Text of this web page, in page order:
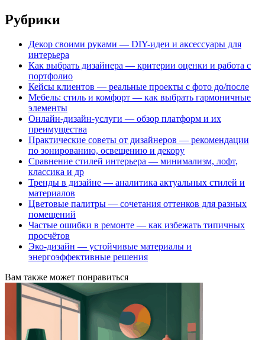
Рубрики
Декор своими руками — DIY-идеи и аксессуары для
интерьера
Как выбрать дизайнера — критерии оценки и работа с
портфолио
Кейсы клиентов — реальные проекты с фото до/после
Мебель: стиль и комфорт — как выбрать гармоничные
элементы
Онлайн-дизайн-услуги — обзор платформ и их
преимущества
Практические советы от дизайнеров — рекомендации
по зонированию, освещению и декору
Сравнение стилей интерьера — минимализм, лофт,
классика и др
Тренды в дизайне — аналитика актуальных стилей и
материалов
Цветовые палитры — сочетания оттенков для разных
помещений
Частые ошибки в ремонте — как избежать типичных
просчётов
Эко-дизайн — устойчивые материалы и
энергоэффективные решения
Вам также может понравиться